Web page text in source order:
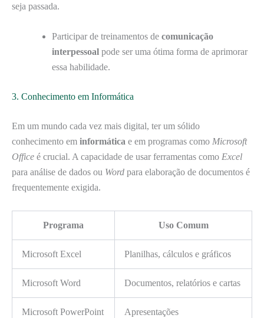
seja passada.
Participar de treinamentos de comunicação
interpessoal pode ser uma ótima forma de aprimorar
essa habilidade.
3. Conhecimento em Informática
Em um mundo cada vez mais digital, ter um sólido
conhecimento em informática e em programas como Microsoft
Office é crucial. A capacidade de usar ferramentas como Excel
para análise de dados ou Word para elaboração de documentos é
frequentemente exigida.
Programa Uso Comum
Microsoft Excel Planilhas, cálculos e gráficos
Microsoft Word Documentos, relatórios e cartas
Microsoft PowerPoint Apresentações